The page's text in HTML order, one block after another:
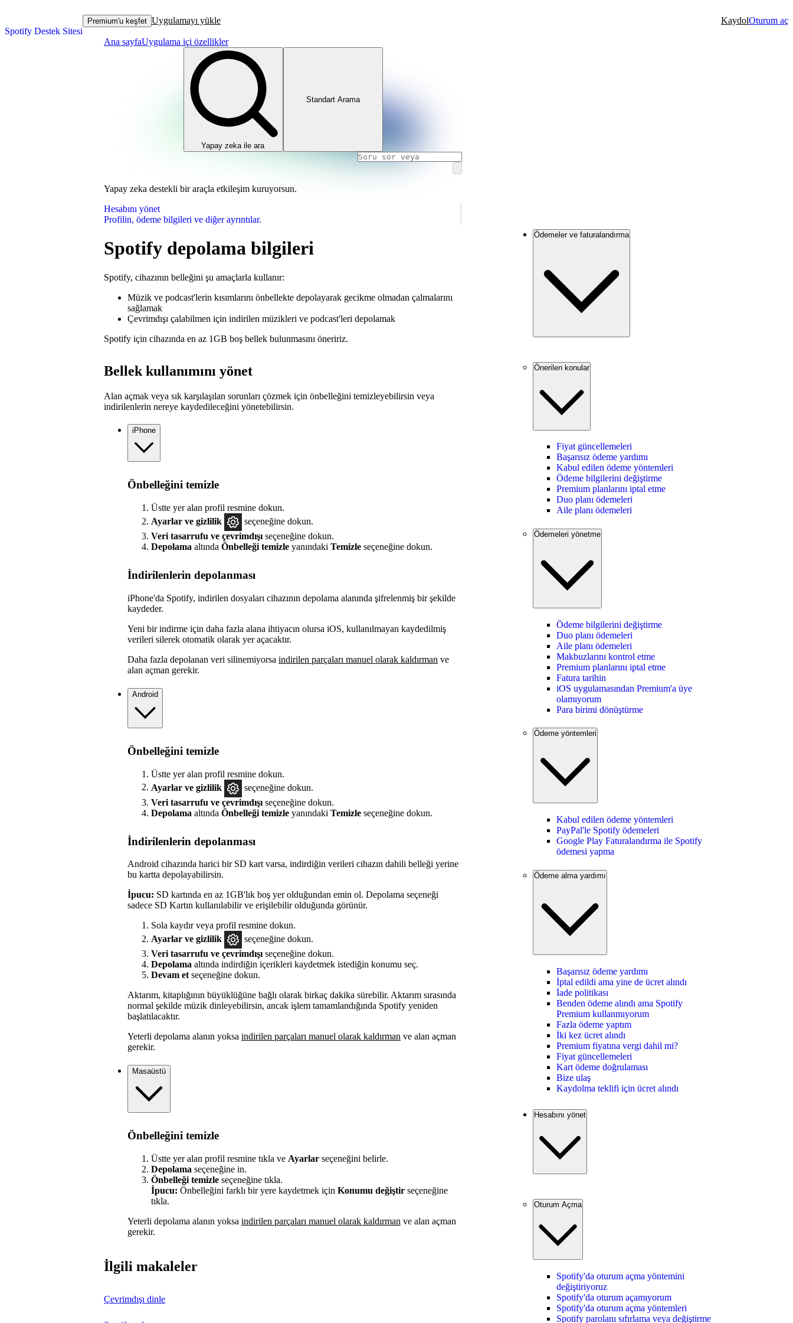
Spotify Destek Sitesi
Premium'u keşfet Uygulamayı yükle KaydolOturum aç
Ana sayfaUygulama içi özellikler
Yapay zeka ile ara
Standart Arama
Yapay zeka destekli bir araçla etkileşim kuruyorsun.
Hesabını yönet
Profilin, ödeme bilgileri ve diğer ayrıntılar.
Spotify depolama bilgileri
Spotify, cihazının belleğini şu amaçlarla kullanır:
Müzik ve podcast'lerin kısımlarını önbellekte depolayarak gecikme olmadan çalmalarını
sağlamak
Çevrimdışı çalabilmen için indirilen müzikleri ve podcast'leri depolamak
Spotify için cihazında en az 1GB boş bellek bulunmasını öneririz.
Bellek kullanımını yönet
Alan açmak veya sık karşılaşılan sorunları çözmek için önbelleğini temizleyebilirsin veya
indirilenlerin nereye kaydedileceğini yönetebilirsin.
iPhone
Önbelleğini temizle
Üstte yer alan profil resmine dokun.
Ayarlar ve gizlilik
seçeneğine dokun.
Veri tasarrufu ve çevrimdışı seçeneğine dokun.
Depolama altında Önbelleği temizle yanındaki Temizle seçeneğine dokun.
İndirilenlerin depolanması
iPhone'da Spotify, indirilen dosyaları cihazının depolama alanında şifrelenmiş bir şekilde
kaydeder.
Yeni bir indirme için daha fazla alana ihtiyacın olursa iOS, kullanılmayan kaydedilmiş
verileri silerek otomatik olarak yer açacaktır.
Daha fazla depolanan veri silinemiyorsa indirilen parçaları manuel olarak kaldırman ve
alan açman gerekir.
Android
Önbelleğini temizle
Üstte yer alan profil resmine dokun.
Ayarlar ve gizlilik
seçeneğine dokun.
Veri tasarrufu ve çevrimdışı seçeneğine dokun.
Depolama altında Önbelleği temizle yanındaki Temizle seçeneğine dokun.
İndirilenlerin depolanması
Android cihazında harici bir SD kart varsa, indirdiğin verileri cihazın dahili belleği yerine
bu kartta depolayabilirsin.
İpucu: SD kartında en az 1GB'lık boş yer olduğundan emin ol. Depolama seçeneği
sadece SD Kartın kullanılabilir ve erişilebilir olduğunda görünür.
Sola kaydır veya profil resmine dokun.
Ayarlar ve gizlilik
seçeneğine dokun.
Veri tasarrufu ve çevrimdışı seçeneğine dokun.
Depolama altında indirdiğin içerikleri kaydetmek istediğin konumu seç.
Devam et seçeneğine dokun.
Aktarım, kitaplığının büyüklüğüne bağlı olarak birkaç dakika sürebilir. Aktarım sırasında
normal şekilde müzik dinleyebilirsin, ancak işlem tamamlandığında Spotify yeniden
başlatılacaktır.
Yeterli depolama alanın yoksa indirilen parçaları manuel olarak kaldırman ve alan açman
gerekir.
Masaüstü
Önbelleğini temizle
Üstte yer alan profil resmine tıkla ve Ayarlar seçeneğini belirle.
Depolama seçeneğine in.
Önbelleği temizle seçeneğine tıkla.
İpucu: Önbelleğini farklı bir yere kaydetmek için Konumu değiştir seçeneğine
tıkla.
Yeterli depolama alanın yoksa indirilen parçaları manuel olarak kaldırman ve alan açman
gerekir.
İlgili makaleler
Çevrimdışı dinle
Ödemeler ve faturalandırma
Önerilen konular
Fiyat güncellemeleri
Başarısız ödeme yardımı
Kabul edilen ödeme yöntemleri
Ödeme bilgilerini değiştirme
Premium planlarını iptal etme
Duo planı ödemeleri
Aile planı ödemeleri
Ödemeleri yönetme
Ödeme bilgilerini değiştirme
Duo planı ödemeleri
Aile planı ödemeleri
Makbuzlarını kontrol etme
Premium planlarını iptal etme
Fatura tarihin
iOS uygulamasından Premium'a üye
olamıyorum
Para birimi dönüştürme
Ödeme yöntemleri
Kabul edilen ödeme yöntemleri
PayPal'le Spotify ödemeleri
Google Play Faturalandırma ile Spotify
ödemesi yapma
Ödeme alma yardımı
Başarısız ödeme yardımı
İptal edildi ama yine de ücret alındı
İade politikası
Benden ödeme alındı ama Spotify
Premium kullanmıyorum
Fazla ödeme yaptım
İki kez ücret alındı
Premium fiyatına vergi dahil mi?
Fiyat güncellemeleri
Kart ödeme doğrulaması
Bize ulaş
Kaydolma teklifi için ücret alındı
Hesabını yönet
Oturum Açma
Spotify'da oturum açma yöntemini
değiştiriyoruz
Spotify'da oturum açamıyorum
Spotify'da oturum açma yöntemleri
Spotify parolanı sıfırlama veya değiştirme